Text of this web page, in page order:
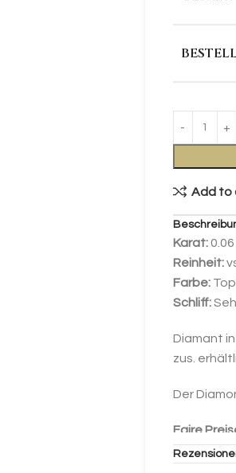
Add to
Karat:0.06
Reinheit:
Farbe:
Schliff:
Diamant
zus.
Der
Faire
Unser